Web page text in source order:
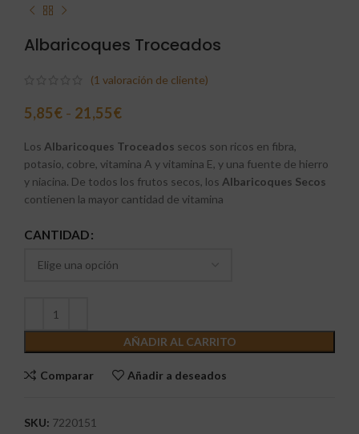
Albaricoques Troceados
(1 valoración de cliente)
5,85€ - 21,55€
Los Albaricoques Troceados secos son ricos en fibra,
potasio, cobre, vitamina A y vitamina E, y una fuente de hierro
y niacina. De todos los frutos secos, los Albaricoques Secos
contienen la mayor cantidad de vitamina
CANTIDAD
AÑADIR AL CARRITO
Comparar Añadir a deseados
SKU: 7220151